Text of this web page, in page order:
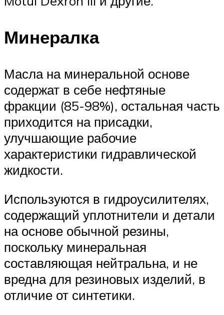
Минералка
Масла на минеральной основе
содержат в себе нефтяные
фракции (85-98%), остальная часть
приходится на присадки,
улучшающие рабочие
характеристики гидравлической
жидкости.
Используются в гидроусилителях,
содержащий уплотнители и детали
на основе обычной резины,
поскольку минеральная
составляющая нейтральна, и не
вредна для резиновых изделий, в
отличие от синтетики.